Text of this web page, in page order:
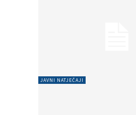
JAVNI NATJEČAJI